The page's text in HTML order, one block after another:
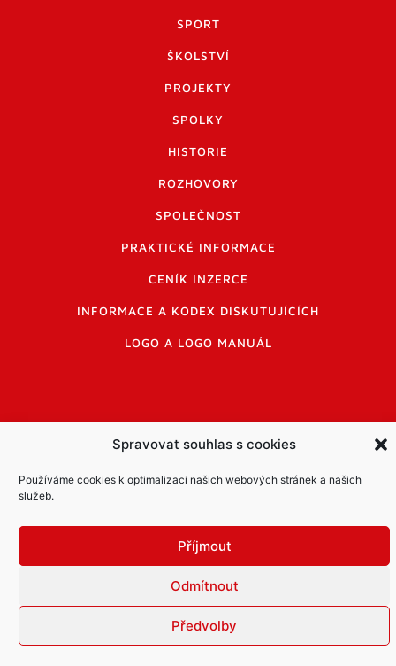
Spravovat souhlas s cookies
Používáme cookies k optimalizaci našich webových stránek a našich
služeb.
Příjmout
Odmítnout
Předvolby
SPORT
ŠKOLSTVÍ
PROJEKTY
SPOLKY
HISTORIE
ROZHOVORY
SPOLEČNOST
PRAKTICKÉ INFORMACE
CENÍK INZERCE
INFORMACE A KODEX DISKUTUJÍCÍCH
LOGO A LOGO MANUÁL
PDF archiv Zpravodajů
Cookies